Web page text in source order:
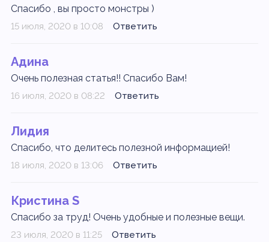
Спасибо , вы просто монстры )
15 июля, 2020 в 10:08 Ответить
Адина
Очень полезная статья!! Спасибо Вам!
16 июля, 2020 в 08:22 Ответить
Лидия
Спасибо, что делитесь полезной информацией!
18 июля, 2020 в 13:06 Ответить
Кристина S
Спасибо за труд! Очень удобные и полезные вещи.
23 июля, 2020 в 11:25 Ответить